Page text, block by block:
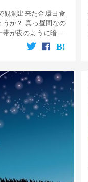
観測出来た金環日食
うか？ 真っ昼間なの
帯が夜のように暗く
とそこにはリング状
その光景を目にした